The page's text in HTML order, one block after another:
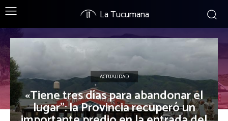
La Tucumana
ACTUALIDAD
«Tiene tres días para abandonar el
lugar”: la Provincia recuperó un